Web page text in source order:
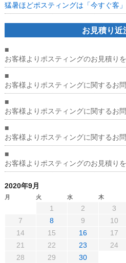
猛暑ほどポスティングは「今すぐ客
お見積り近
■
お客様よりポスティングのお見積りを
■
お客様よりポスティングに関するお
■
お客様よりポスティングに関するお
■
お客様よりポスティングに関するお
■
お客様よりポスティングのお見積りを
2020年9月
月 火 水 木
1 2 3
7
8 9 10
14
15 16 17
21
22 23 24
28
29
30